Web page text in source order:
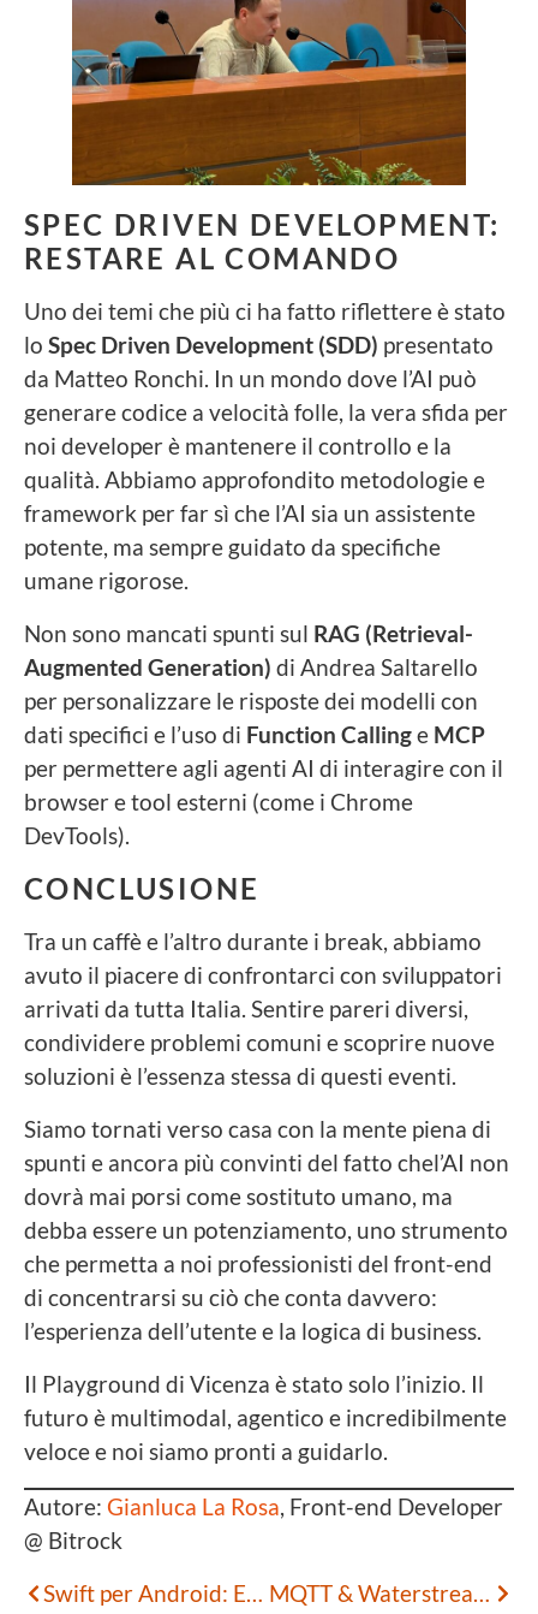
SPEC DRIVEN DEVELOPMENT:
RESTARE AL COMANDO
Uno dei temi che più ci ha fatto riflettere è stato
lo Spec Driven Development (SDD) presentato
da Matteo Ronchi. In un mondo dove l’AI può
generare codice a velocità folle, la vera sfida per
noi developer è mantenere il controllo e la
qualità. Abbiamo approfondito metodologie e
framework per far sì che l’AI sia un assistente
potente, ma sempre guidato da specifiche
umane rigorose.
Non sono mancati spunti sul RAG (Retrieval-
Augmented Generation) di Andrea Saltarello
per personalizzare le risposte dei modelli con
dati specifici e l’uso di Function Callinge MCP
per permettere agli agenti AI di interagire con il
browser e tool esterni (come i Chrome
DevTools).
CONCLUSIONE
Tra un caffè e l’altro durante i break, abbiamo
avuto il piacere di confrontarci con sviluppatori
arrivati da tutta Italia. Sentire pareri diversi,
condividere problemi comuni e scoprire nuove
soluzioni è l’essenza stessa di questi eventi.
Siamo tornati verso casa con la mente piena di
spunti e ancora più convinti del fatto chel’AI non
dovrà mai porsi come sostituto umano, ma
debba essere un potenziamento, uno strumento
che permetta a noi professionisti del front-end
di concentrarsi su ciò che conta davvero:
l’esperienza dell’utente e la logica di business.
Il Playground di Vicenza è stato solo l’inizio. Il
futuro è multimodal, agentico e incredibilmente
veloce e noi siamo pronti a guidarlo.
Autore: Gianluca La Rosa, Front-end Developer
@ Bitrock
Swift per Android: Esplorare lo Sviluppo Cross-Platform Oltre l’Ecosistema Apple
MQTT & Waterstream: Superare i Confini dell’IoT verso l’Enterprise Stream Processing